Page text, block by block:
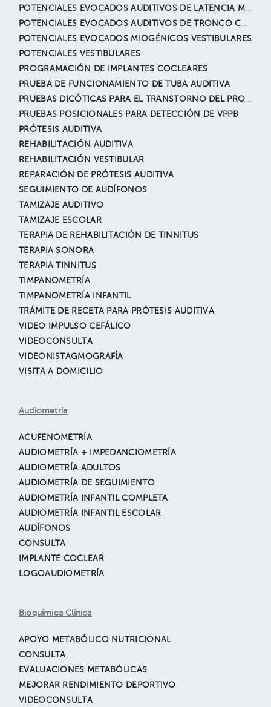
POTENCIALES EVOCADOS AUDITIVOS DE LATENCIA MEDIA Y TARDÍA
POTENCIALES EVOCADOS AUDITIVOS DE TRONCO CEREBRAL
POTENCIALES EVOCADOS MIOGÉNICOS VESTIBULARES
POTENCIALES VESTIBULARES
PROGRAMACIÓN DE IMPLANTES COCLEARES
PRUEBA DE FUNCIONAMIENTO DE TUBA AUDITIVA
PRUEBAS DICÓTICAS PARA EL TRANSTORNO DEL PROCESAMIENTO AUDITIVO CENTRAL
PRUEBAS POSICIONALES PARA DETECCIÓN DE VPPB
PRÓTESIS AUDITIVA
REHABILITACIÓN AUDITIVA
REHABILITACIÓN VESTIBULAR
REPARACIÓN DE PRÓTESIS AUDITIVA
SEGUIMIENTO DE AUDÍFONOS
TAMIZAJE AUDITIVO
TAMIZAJE ESCOLAR
TERAPIA DE REHABILITACIÓN DE TINNITUS
TERAPIA SONORA
TERAPIA TINNITUS
TIMPANOMETRÍA
TIMPANOMETRÍA INFANTIL
TRÁMITE DE RECETA PARA PRÓTESIS AUDITIVA
VIDEO IMPULSO CEFÁLICO
VIDEOCONSULTA
VIDEONISTAGMOGRAFÍA
VISITA A DOMICILIO
Audiometría
ACUFENOMETRÍA
AUDIOMETRÍA + IMPEDANCIOMETRÍA
AUDIOMETRÍA ADULTOS
AUDIOMETRÍA DE SEGUIMIENTO
AUDIOMETRÍA INFANTIL COMPLETA
AUDIOMETRÍA INFANTIL ESCOLAR
AUDÍFONOS
CONSULTA
IMPLANTE COCLEAR
LOGOAUDIOMETRÍA
Bioquímica Clínica
APOYO METABÓLICO NUTRICIONAL
CONSULTA
EVALUACIONES METABÓLICAS
MEJORAR RENDIMIENTO DEPORTIVO
VIDEOCONSULTA